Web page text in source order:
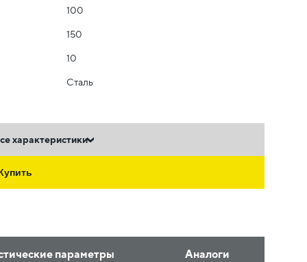
100
150
10
Сталь
характеристики
параметры Аналоги